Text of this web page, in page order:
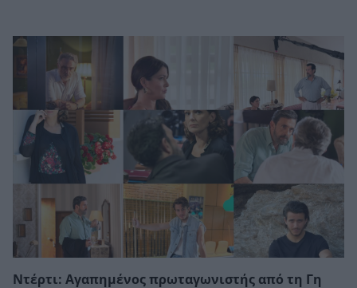
Ντέρτι: Αγαπημένος πρωταγωνιστής από τη Γη